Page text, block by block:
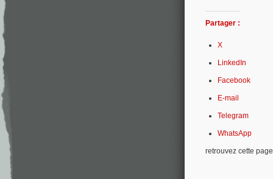
Partager :
X
LinkedIn
Facebook
E-mail
Telegram
WhatsApp
retrouvez cette